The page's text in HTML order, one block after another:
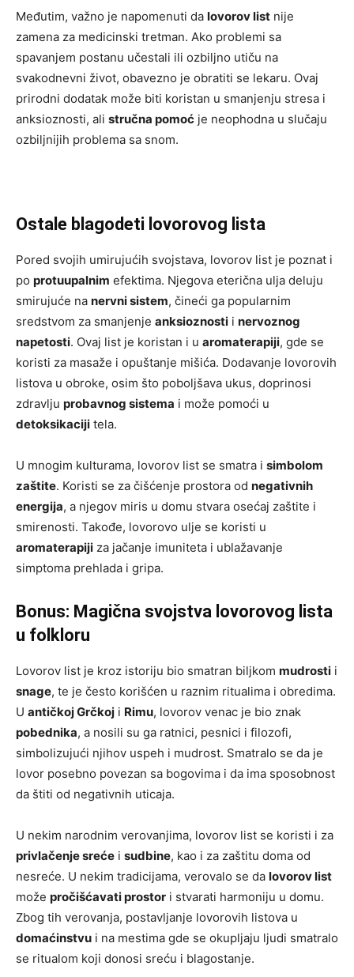
Međutim, važno je napomenuti da lovorov list nije
zamena za medicinski tretman. Ako problemi sa
spavanjem postanu učestali ili ozbiljno utiču na
svakodnevni život, obavezno je obratiti se lekaru. Ovaj
prirodni dodatak može biti koristan u smanjenju stresa i
anksioznosti, ali stručna pomoć je neophodna u slučaju
ozbiljnijih problema sa snom.
Ostale blagodeti lovorovog lista
Pored svojih umirujućih svojstava, lovorov list je poznat i
po protuupalnim efektima. Njegova eterična ulja deluju
smirujuće na nervni sistem, čineći ga popularnim
sredstvom za smanjenje anksioznosti i nervoznog
napetosti. Ovaj list je koristan i u aromaterapiji, gde se
koristi za masaže i opuštanje mišića. Dodavanje lovorovih
listova u obroke, osim što poboljšava ukus, doprinosi
zdravlju probavnog sistema i može pomoći u
detoksikaciji tela.
U mnogim kulturama, lovorov list se smatra i simbolom
zaštite. Koristi se za čišćenje prostora od negativnih
energija, a njegov miris u domu stvara osećaj zaštite i
smirenosti. Takođe, lovorovo ulje se koristi u
aromaterapiji za jačanje imuniteta i ublažavanje
simptoma prehlada i gripa.
Bonus: Magična svojstva lovorovog lista
u folkloru
Lovorov list je kroz istoriju bio smatran biljkom mudrosti i
snage, te je često korišćen u raznim ritualima i obredima.
U antičkoj Grčkoj i Rimu, lovorov venac je bio znak
pobednika, a nosili su ga ratnici, pesnici i filozofi,
simbolizujući njihov uspeh i mudrost. Smatralo se da je
lovor posebno povezan sa bogovima i da ima sposobnost
da štiti od negativnih uticaja.
U nekim narodnim verovanjima, lovorov list se koristi i za
privlačenje sreće i sudbine, kao i za zaštitu doma od
nesreće. U nekim tradicijama, verovalo se da lovorov list
može pročišćavati prostor i stvarati harmoniju u domu.
Zbog tih verovanja, postavljanje lovorovih listova u
domaćinstvu i na mestima gde se okupljaju ljudi smatralo
se ritualom koji donosi sreću i blagostanje.